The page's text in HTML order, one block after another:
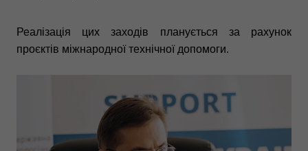
Реалізація цих заходів планується за рахунок
проєктів міжнародної технічної допомоги.